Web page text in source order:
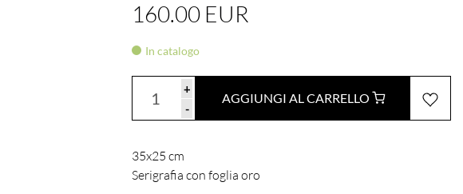
160.00 EUR
In catalogo
+
-
AGGIUNGI AL CARRELLO
35x25 cm
Serigrafia con foglia oro